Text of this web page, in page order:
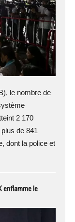
le nombre de
2 170
de 841
dont la police et
enflamme le